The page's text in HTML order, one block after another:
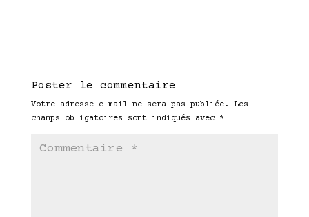
Poster le commentaire
Votre adresse e-mail ne sera pas publiée.
Les
champs obligatoires sont indiqués avec *